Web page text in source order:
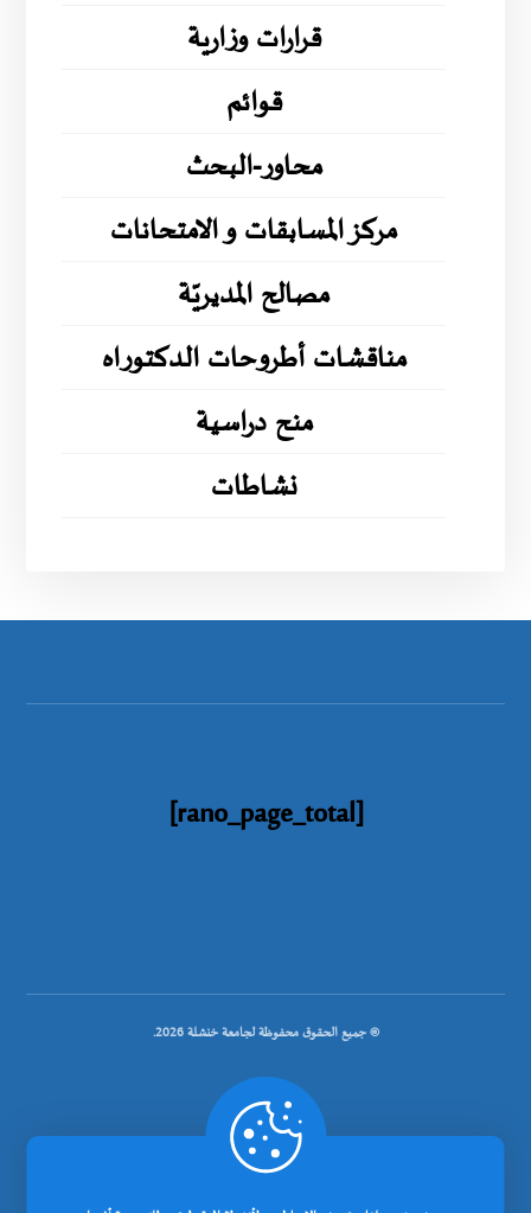
قرارات وزارية
قوائم
محاور-البحث
مركز المسابقات و الامتحانات
مصالح المديريّة
مناقشات أطروحات الدكتوراه
منح دراسية
نشاطات
[rano_page_total]
© جميع الحقوق محفوظة لجامعة خنشلة 2026.
.